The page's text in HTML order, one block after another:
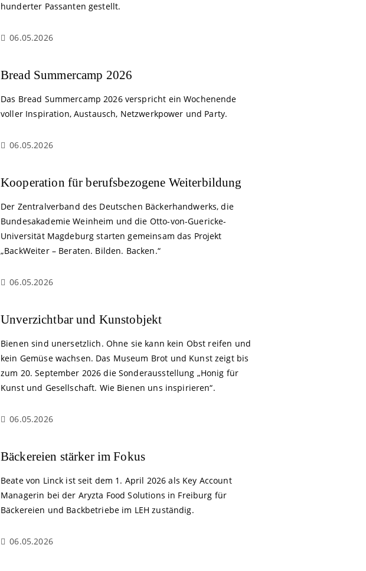
hunderter Passanten gestellt.
06.05.2026
Bread Summercamp 2026
Das Bread Summercamp 2026 verspricht ein Wochenende
voller Inspiration, Austausch, Netzwerkpower und Party.
06.05.2026
Kooperation für berufsbezogene Weiterbildung
Der Zentralverband des Deutschen Bäckerhandwerks, die
Bundesakademie Weinheim und die Otto-von-Guericke-
Universität Magdeburg starten gemeinsam das Projekt
„BackWeiter – Beraten. Bilden. Backen.“
06.05.2026
Unverzichtbar und Kunstobjekt
Bienen sind unersetzlich. Ohne sie kann kein Obst reifen und
kein Gemüse wachsen. Das Museum Brot und Kunst zeigt bis
zum 20. September 2026 die Sonderausstellung „Honig für
Kunst und Gesellschaft. Wie Bienen uns inspirieren“.
06.05.2026
Bäckereien stärker im Fokus
Beate von Linck ist seit dem 1. April 2026 als Key Account
Managerin bei der Aryzta Food Solutions in Freiburg für
Bäckereien und Backbetriebe im LEH zuständig.
06.05.2026